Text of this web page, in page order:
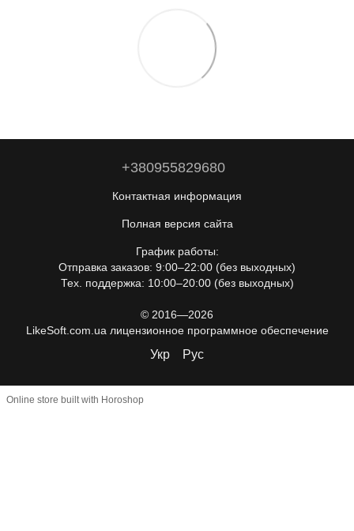
+380955829680
Контактная информация
Полная версия сайта
График работы:
Отправка заказов: 9:00–22:00 (без выходных)
Тех. поддержка: 10:00–20:00 (без выходных)
© 2016—2026
LikeSoft.com.ua лицензионное программное обеспечение
Укр Рус
Online store built with Horoshop